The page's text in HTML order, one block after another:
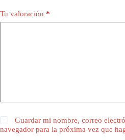
Tu valoración *
Guardar mi nombre, correo
navegador para la próxima vez que